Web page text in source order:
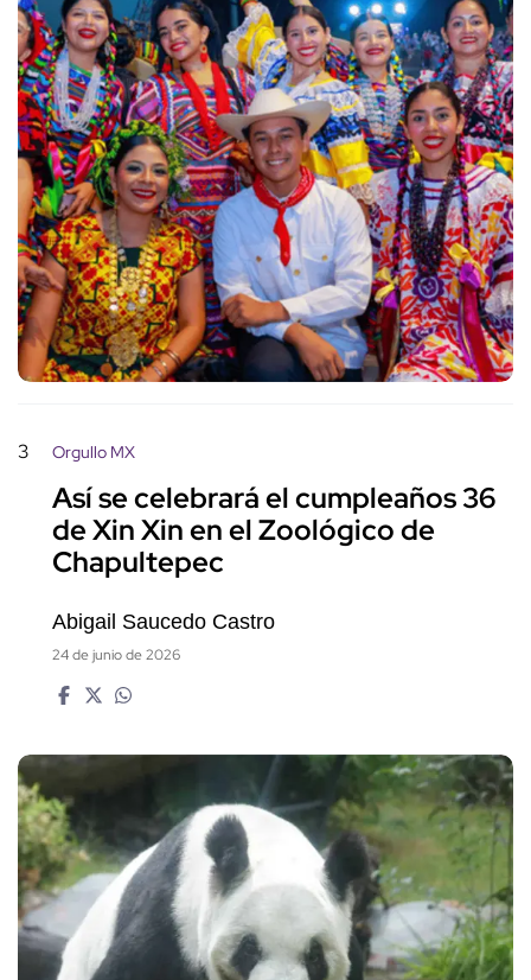
3 Orgullo MX
Así se celebrará el cumpleaños 36
de Xin Xin en el Zoológico de
Chapultepec
Abigail Saucedo Castro
24 de junio de 2026